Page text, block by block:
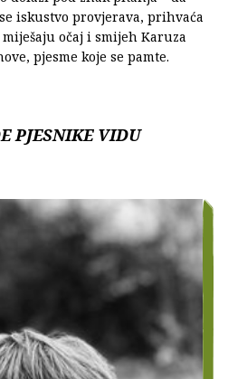
iskustvo provjerava, prihvaća
očaj i smijeh Karuza
pjesme koje se pamte.
PJESNIKE VIDU